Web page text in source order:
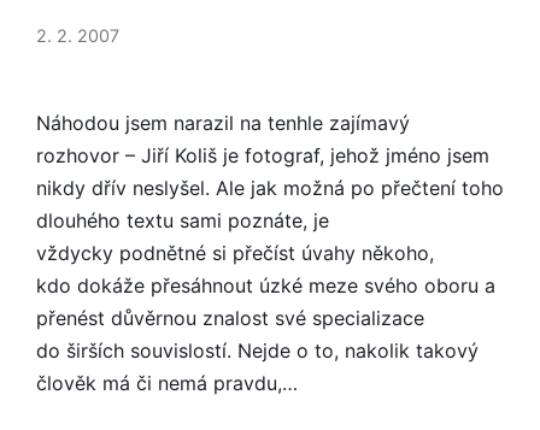
SVĚTA
2. 2. 2007
Náhodou jsem narazil na tenhle zajímavý
rozhovor – Jiří Koliš je fotograf, jehož jméno jsem
nikdy dřív neslyšel. Ale jak možná po přečtení toho
dlouhého textu sami poznáte, je
vždycky podnětné si přečíst úvahy někoho,
kdo dokáže přesáhnout úzké meze svého oboru a
přenést důvěrnou znalost své specializace
do širších souvislostí. Nejde o to, nakolik takový
člověk má či nemá pravdu,…